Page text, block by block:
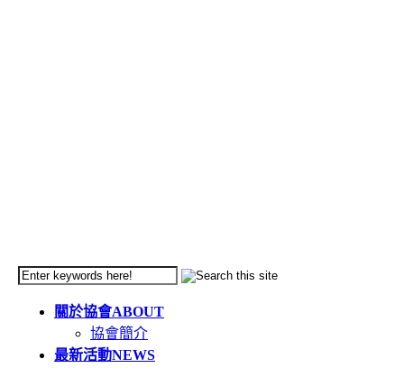
關於協會ABOUT
協會簡介
最新活動NEWS